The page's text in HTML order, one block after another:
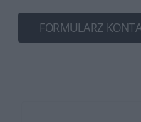
FORMULARZ